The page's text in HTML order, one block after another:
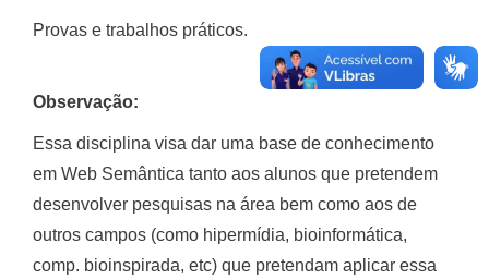
Provas e trabalhos práticos.
Observação:
Essa disciplina visa dar uma base de conhecimento
em Web Semântica tanto aos alunos que pretendem
desenvolver pesquisas na área bem como aos de
outros campos (como hipermídia, bioinformática,
comp. bioinspirada, etc) que pretendam aplicar essa